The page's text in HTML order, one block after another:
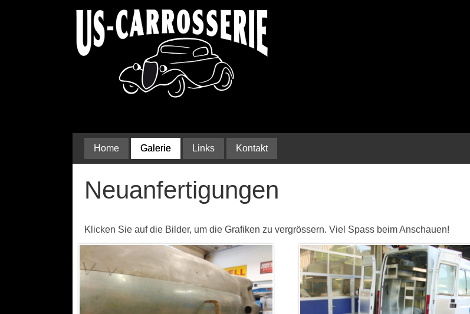
Home Galerie Links Kontakt
Neuanfertigungen
Klicken Sie auf die Bilder, um die Grafiken zu vergrössern. Viel Spass beim Anschauen!